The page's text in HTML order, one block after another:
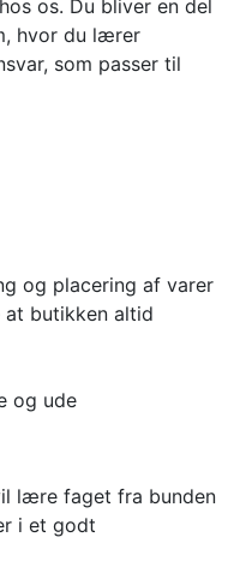
os. Du bliver en del
hvor du lærer
som passer til
og placering af varer
at butikken altid
og ude
lære faget fra bunden
i et godt